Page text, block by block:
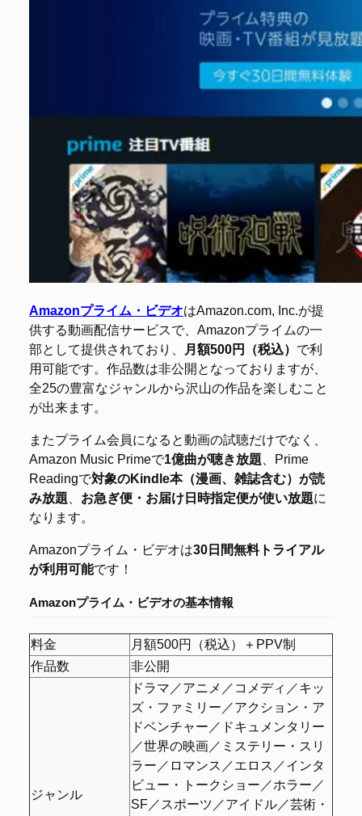
Amazonプライム・ビデオはAmazon.com, Inc.が提
供する動画配信サービスで、Amazonプライムの一
部として提供されており、
月額500円（税込） で利
用可能です。作品数は非公開となっておりますが、
全25の豊富なジャンルから沢山の作品を楽しむこと
が出来ます。
またプライム会員になると動画の試聴だけでなく、
Amazon Music Primeで1億曲が聴き放題 、Prime
Readingで対象のKindle本（漫画、雑誌含む）が読
み放題
お急ぎ便・お届け日時指定便が使い放題に
なります。
Amazonプライム・ビデオは30日間無料トライアル
が利用可能です！
Amazonプライム・ビデオの基本情報
料金
月額500円（税込）＋PPV制
作品数
非公開
ジャンル
ドラマ／アニメ／コメディ／キッ
ズ・ファミリー／アクション・ア
ドベンチャー／ドキュメンタリー
／世界の映画／ミステリー・スリ
ラー／ロマンス／エロス／インタ
ビュー・トークショー／ホラー／
SF／スポーツ／アイドル／芸術・